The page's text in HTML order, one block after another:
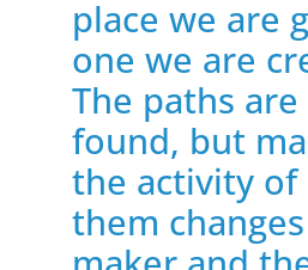
place we are
one we are
The paths
found, but
the activity of
them